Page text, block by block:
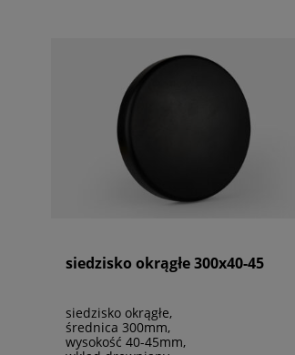
siedzisko okrągłe 300x40-45
siedzisko okrągłe,
średnica 300mm,
wysokość 40-45mm,